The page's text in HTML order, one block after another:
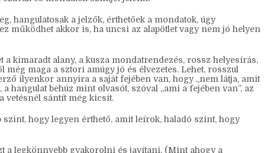
és mondatok szintjét jelenti.
hangulatosak a jelzők, érthetőek a mondatok, úgy
működhet akkor is, ha uncsi az alapötlet vagy nem jó helyen
a kimaradt alany, a kusza mondatrendezés, rossz helyesírás,
ilyenkor annyira a saját fejében van, hogy „nem látja, amit
hangulat behúz mint olvasót, szóval „ami a fejében van”, az